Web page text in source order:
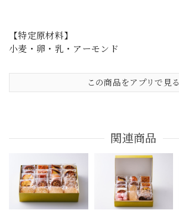
【特定原材料】
小麦・卵・乳・アーモンド
この商品をアプリで見る
関連商品